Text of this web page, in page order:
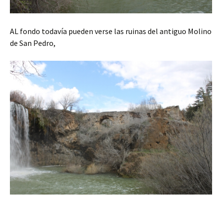
AL fondo todavía pueden verse las ruinas del antiguo Molino
de San Pedro,